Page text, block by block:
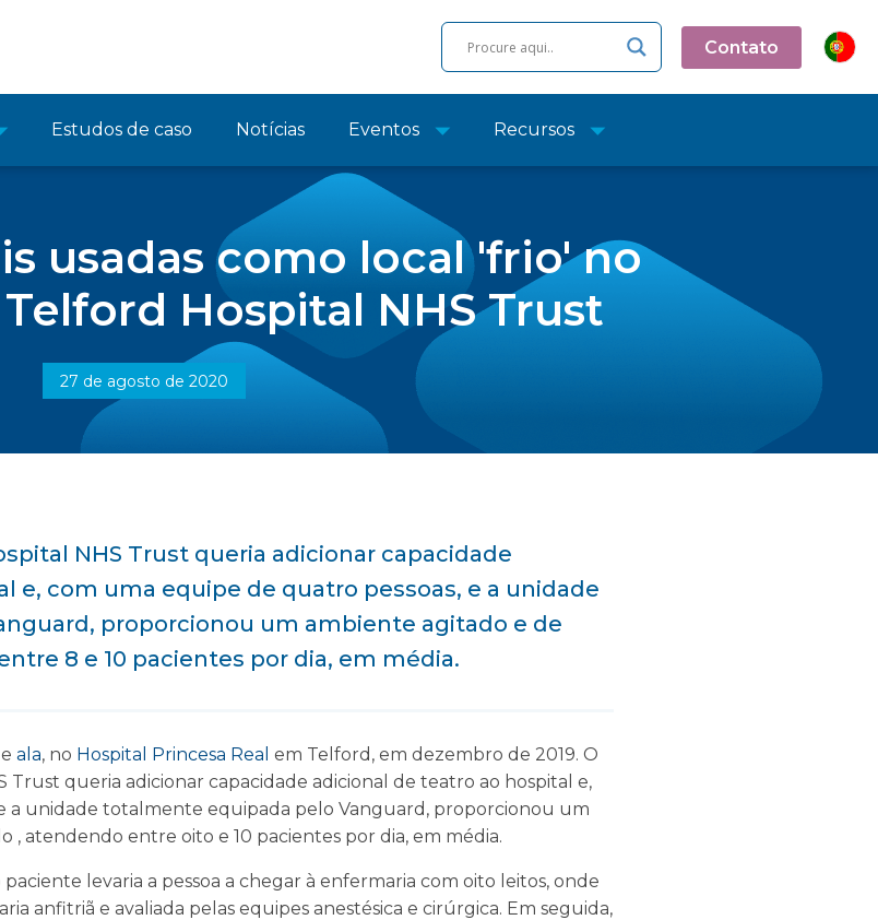
Contato
Estudos de caso Notícias Eventos Recursos
usadas como local 'frio' no
Hospital NHS Trust
27 de agosto de 2020
NHS Trust queria adicionar capacidade
e, com uma equipe de quatro pessoas, e a unidade
proporcionou um ambiente agitado e de
8 e 10 pacientes por dia, em média.
e ala, no Hospital Princesa Real em Telford, em dezembro de 2019. O
queria adicionar capacidade adicional de teatro ao hospital e,
a unidade totalmente equipada pelo Vanguard, proporcionou um
, atendendo entre oito e 10 pacientes por dia, em média.
levaria a pessoa a chegar à enfermaria com oito leitos, onde
anfitriã e avaliada pelas equipes anestésica e cirúrgica. Em seguida,